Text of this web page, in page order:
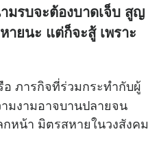
มรบจะต้องบาดเจ็บ สูญ
ายนะ แต่ก็จะสู้ เพราะ
ภารกิจที่ร่วมกระทำกับผู้
มงามอาจบานปลายจน
หน้า มิตรสหายในวงสังคม